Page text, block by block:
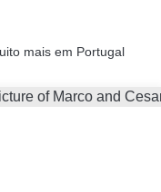
mais em Portugal